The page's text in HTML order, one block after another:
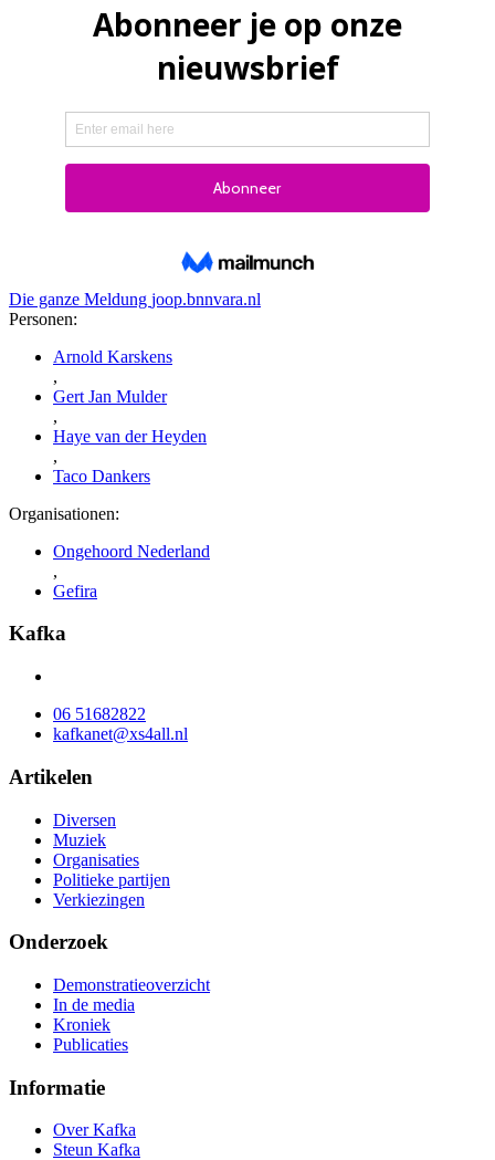
Die ganze Meldung joop.bnnvara.nl
Personen:
Arnold Karskens
,
Gert Jan Mulder
,
Haye van der Heyden
,
Taco Dankers
Organisationen:
Ongehoord Nederland
,
Gefira
Kafka
06 51682822
kafkanet@xs4all.nl
Artikelen
Diversen
Muziek
Organisaties
Politieke partijen
Verkiezingen
Onderzoek
Demonstratieoverzicht
In de media
Kroniek
Publicaties
Informatie
Over Kafka
Steun Kafka